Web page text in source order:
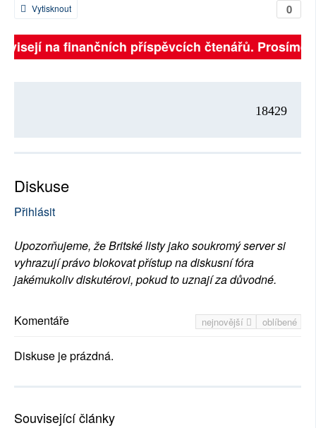
0
Vytisknout
na finančních příspěvcích čtenářů. Prosíme,
18429
Diskuse
Přihlásit
Upozorňujeme, že Britské listy jako soukromý server si
vyhrazují právo blokovat přístup na diskusní fóra
jakémukoliv diskutérovi, pokud to uznají za důvodné.
nejnovější oblíbené
Komentáře
Diskuse je prázdná.
Související články